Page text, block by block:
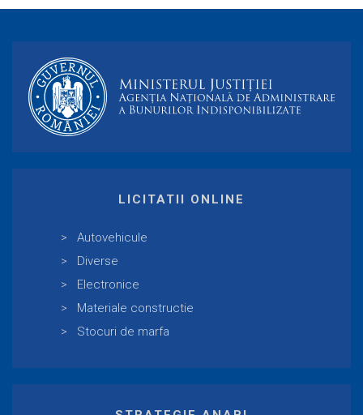
LICITATII ONLINE
Autovehicule
Diverse
Electronice
Materiale constructie
Stocuri de marfa